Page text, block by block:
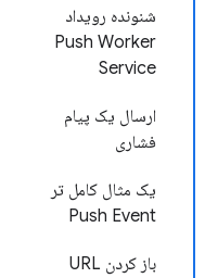
شنونده رویداد
Push Worker
Service
ارسال یک پیام
فشاری
یک مثال کامل تر
Push Event
باز کردن URL